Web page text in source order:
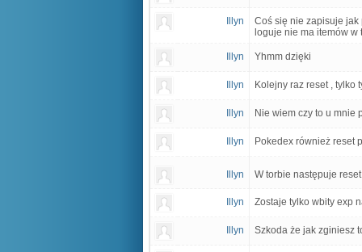
Illyn
Coś się nie zapisuje jak
loguje nie ma itemów w
Illyn Yhmm dzięki
Illyn Kolejny raz reset , tylko
Illyn Nie wiem czy to u mnie
Illyn Pokedex również reset
Illyn W torbie następuje
Illyn Zostaje tylko wbity exp
Illyn Szkoda że jak zginiesz